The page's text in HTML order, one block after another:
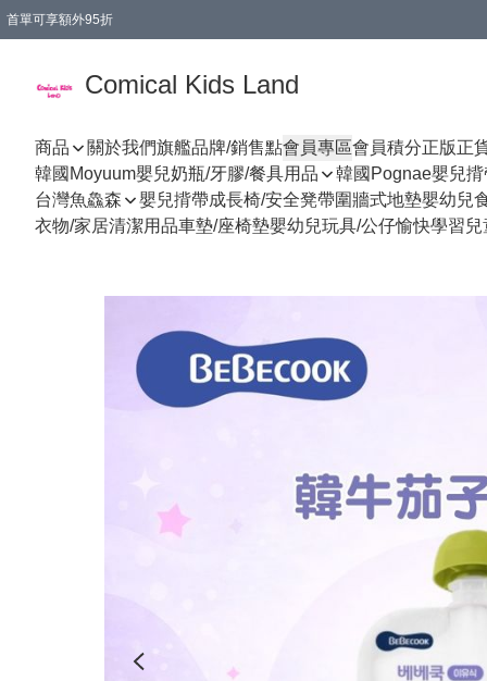
首單可享額外95折
Comical Kids Land
商品 關於我們旗艦品牌/銷售點會員專區會員積分正版正
韓國Moyuum嬰兒奶瓶/牙膠/餐具用品
韓國Pognae嬰兒揹
台灣魚鱻森
嬰兒揹帶成長椅/安全凳帶圍牆式地墊嬰幼兒
衣物/家居清潔用品車墊/座椅墊嬰幼兒玩具/公仔愉快學習